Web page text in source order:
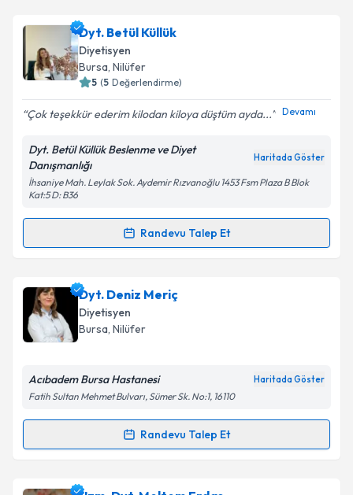
Dyt. Atahan Akayiçin randevu takvimi talebi
oluşturun. Size bu uzmandan randevu almanız için bir
takvim hazırlandığında e-posta ile bilgilendireceğiz.
E-posta Adresiniz
Kişisel verilerimin işlenmesine ilişkinAydınlatma
Metni
Dyt. Betül Küllük
Diyetisyen
Bursa, Nilüfer
( Değerlendirme)
Çok teşekkür ederim kilodan kiloya düştüm ayda...
Dyt. Betül Küllük Beslenme ve Diyet
Danışmanlığı
İhsaniye Mah. Leylak Sok. Aydemir Rızvanoğlu 1453 Fsm Plaza B Blok
Randevu Talep Et
Randevu Takvimi Talebi
Dyt. Betül Küllük için randevu takvimi talebi oluşturun.
Size bu uzmandan randevu almanız için bir takvim
hazırlandığında e-posta ile bilgilendireceğiz.
Kişisel verilerimin işlenmesine ilişkin
Dyt. Deniz Meriç
Diyetisyen
Bursa, Nilüfer
Acıbadem Bursa Hastanesi
Fatih Sultan Mehmet Bulvarı, Sümer Sk. No:1, 16110
Randevu Talep Et
Randevu Takvimi Talebi